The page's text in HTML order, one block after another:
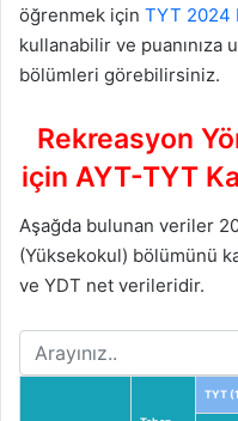
öğrenmek için TYT 2024
kullanabilir ve
bölümleri görebilirsiniz.
Rekreasyon
için AYT-TYT
Aşağda bulunan veriler
(Yüksekokul) bölümünü
ve YDT net verileridir.
TYT